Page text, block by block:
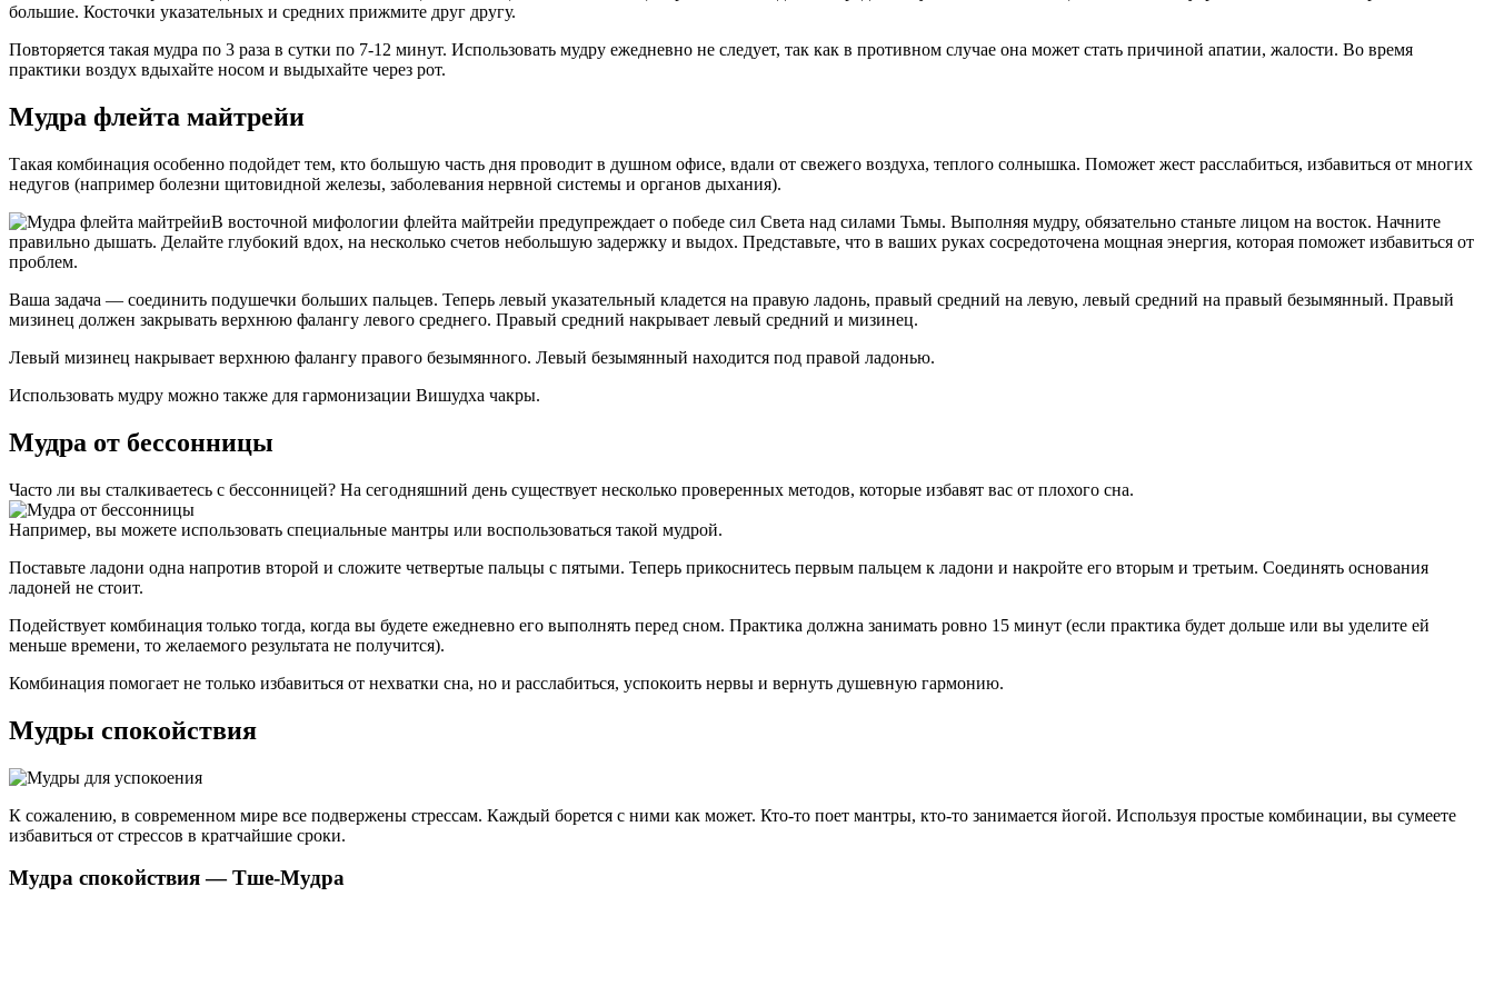
большие. Косточки указательных и средних прижмите друг другу.
Повторяется такая мудра по 3 раза в сутки по 7-12 минут. Использовать мудру ежедневно не следует, так как в противном случае она может стать причиной апатии, жалости. Во время
практики воздух вдыхайте носом и выдыхайте через рот.
Мудра флейта майтрейи
Такая комбинация особенно подойдет тем, кто большую часть дня проводит в душном офисе, вдали от свежего воздуха, теплого солнышка. Поможет жест расслабиться, избавиться от многих
недугов (например болезни щитовидной железы, заболевания нервной системы и органов дыхания).
В восточной мифологии флейта майтрейи предупреждает о победе сил Света над силами Тьмы. Выполняя мудру, обязательно станьте лицом на восток. Начните
правильно дышать. Делайте глубокий вдох, на несколько счетов небольшую задержку и выдох. Представьте, что в ваших руках сосредоточена мощная энергия, которая поможет избавиться от
проблем.
Ваша задача — соединить подушечки больших пальцев. Теперь левый указательный кладется на правую ладонь, правый средний на левую, левый средний на правый безымянный. Правый
мизинец должен закрывать верхнюю фалангу левого среднего. Правый средний накрывает левый средний и мизинец.
Левый мизинец накрывает верхнюю фалангу правого безымянного. Левый безымянный находится под правой ладонью.
Использовать мудру можно также для гармонизации Вишудха чакры.
Мудра от бессонницы
Часто ли вы сталкиваетесь с бессонницей? На сегодняшний день существует несколько проверенных методов, которые избавят вас от плохого сна.
Например, вы можете использовать специальные мантры или воспользоваться такой мудрой.
Поставьте ладони одна напротив второй и сложите четвертые пальцы с пятыми. Теперь прикоснитесь первым пальцем к ладони и накройте его вторым и третьим. Соединять основания
ладоней не стоит.
Подействует комбинация только тогда, когда вы будете ежедневно его выполнять перед сном. Практика должна занимать ровно 15 минут (если практика будет дольше или вы уделите ей
меньше времени, то желаемого результата не получится).
Комбинация помогает не только избавиться от нехватки сна, но и расслабиться, успокоить нервы и вернуть душевную гармонию.
Мудры спокойствия
К сожалению, в современном мире все подвержены стрессам. Каждый борется с ними как может. Кто-то поет мантры, кто-то занимается йогой. Используя простые комбинации, вы сумеете
избавиться от стрессов в кратчайшие сроки.
Мудра спокойствия — Тше-Мудра